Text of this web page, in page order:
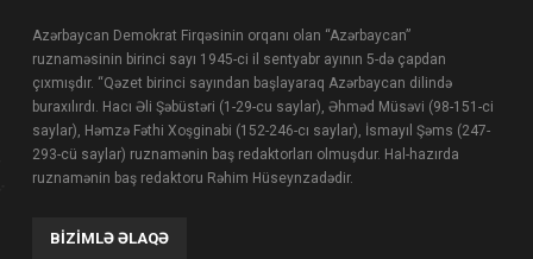
Azərbaycan Demokrat Firqəsinin orqanı olan “Azərbaycan”
ruznaməsinin birinci sayı 1945-ci il sentyabr ayının 5-də çapdan
çıxmışdır. “Qəzet birinci sayından başlayaraq Azərbaycan dilində
buraxılırdı. Hacı Əli Şəbüstəri (1-29-cu saylar), Əhməd Müsəvi (98-151-ci
saylar), Həmzə Fəthi Xoşginabi (152-246-cı saylar), İsmayıl Şəms (247-
293-cü saylar) ruznamənin baş redaktorları olmuşdur. Hal-hazırda
ruznamənin baş redaktoru Rəhim Hüseynzadədir.
BIZIMLƏ ƏLAQƏ